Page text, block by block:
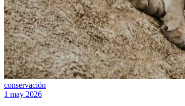
conservación
1 may 2026